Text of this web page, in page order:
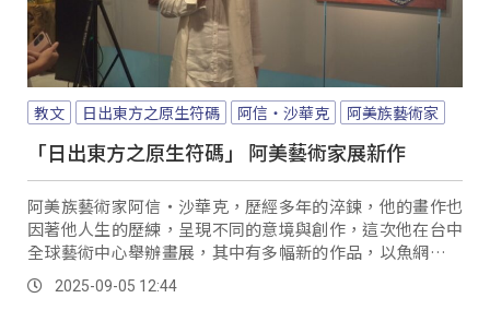
教文 日出東方之原生符碼 阿信・沙華克 阿美族藝術家
「日出東方之原生符碼」 阿美藝術家展新作
阿美族藝術家阿信・沙華克，歷經多年的淬鍊，他的畫作也
因著他人生的歷練，呈現不同的意境與創作，這次他在台中
全球藝術中心舉辦畫展，其中有多幅新的作品，以魚網作為
媒介，呈現出海洋民族阿美族的文化特色，讓人眼睛為之一
亮相當震撼。
2025-09-05 12:44